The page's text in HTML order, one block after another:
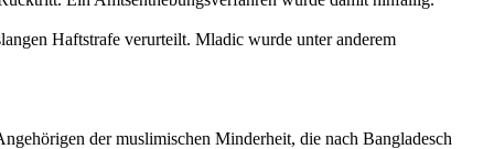
Haftstrafe verurteilt. Mladic wurde unter anderem
der muslimischen Minderheit, die nach Bangladesch